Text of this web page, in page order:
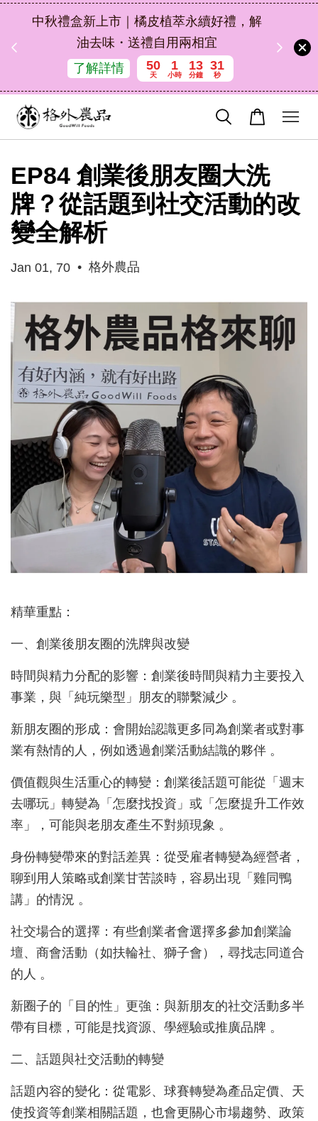
中秋禮盒新上市｜橘皮植萃永續好禮，解
油去味・送禮自用兩相宜
了解詳情
50
天
1
小時
13
分鐘
30
秒
EP84 創業後朋友圈大洗
牌？從話題到社交活動的改
變全解析
Jan 01, 70 • 格外農品
精華重點：
一、創業後朋友圈的洗牌與改變
時間與精力分配的影響：創業後時間與精力主要投入
事業，與「純玩樂型」朋友的聯繫減少 。
新朋友圈的形成：會開始認識更多同為創業者或對事
業有熱情的人，例如透過創業活動結識的夥伴 。
價值觀與生活重心的轉變：創業後話題可能從「週末
去哪玩」轉變為「怎麼找投資」或「怎麼提升工作效
率」，可能與老朋友產生不對頻現象 。
身份轉變帶來的對話差異：從受雇者轉變為經營者，
聊到用人策略或創業甘苦談時，容易出現「雞同鴨
講」的情況 。
社交場合的選擇：有些創業者會選擇多參加創業論
壇、商會活動（如扶輪社、獅子會），尋找志同道合
的人 。
新圈子的「目的性」更強：與新朋友的社交活動多半
帶有目標，可能是找資源、學經驗或推廣品牌 。
二、話題與社交活動的轉變
話題內容的變化：從電影、球賽轉變為產品定價、天
使投資等創業相關話題，也會更關心市場趨勢、政策